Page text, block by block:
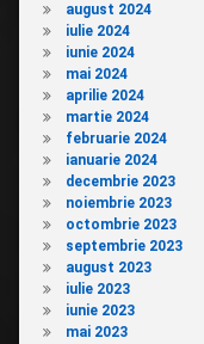
august 2024
iulie 2024
iunie 2024
mai 2024
aprilie 2024
martie 2024
februarie 2024
ianuarie 2024
decembrie 2023
noiembrie 2023
octombrie 2023
septembrie 2023
august 2023
iulie 2023
iunie 2023
mai 2023